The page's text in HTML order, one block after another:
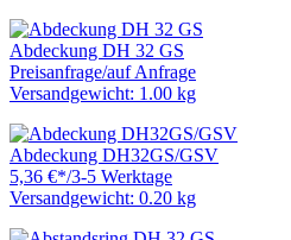
Abdeckung DH 32 GS
Preisanfrage/auf Anfrage
Versandgewicht: 1.00 kg
Abdeckung DH32GS/GSV
5,36 €*/3-5 Werktage
Versandgewicht: 0.20 kg